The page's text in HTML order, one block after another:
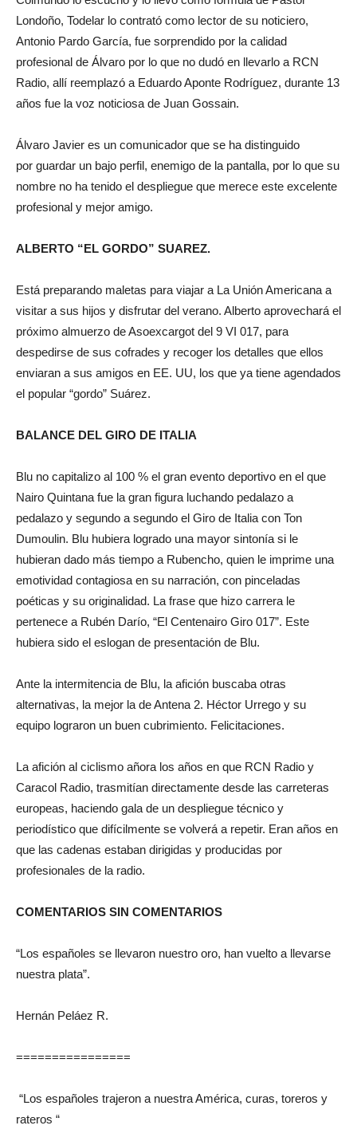
Londoño, Todelar lo contrató como lector de su noticiero,
Antonio Pardo García, fue sorprendido por la calidad
profesional de Álvaro por lo que no dudó en llevarlo a RCN
Radio, allí reemplazó a Eduardo Aponte Rodríguez, durante 13
años fue la voz noticiosa de Juan Gossain.
Álvaro Javier es un comunicador que se ha distinguido
por guardar un bajo perfil, enemigo de la pantalla, por lo que su
nombre no ha tenido el despliegue que merece este excelente
profesional y mejor amigo.
ALBERTO “EL GORDO” SUAREZ.
Está preparando maletas para viajar a La Unión Americana a
visitar a sus hijos y disfrutar del verano. Alberto aprovechará el
próximo almuerzo de Asoexcargot del 9 VI 017, para
despedirse de sus cofrades y recoger los detalles que ellos
enviaran a sus amigos en EE. UU, los que ya tiene agendados
el popular “gordo” Suárez.
BALANCE DEL GIRO DE ITALIA
Blu no capitalizo al 100 % el gran evento deportivo en el que
Nairo Quintana fue la gran figura luchando pedalazo a
pedalazo y segundo a segundo el Giro de Italia con Ton
Dumoulin. Blu hubiera logrado una mayor sintonía si le
hubieran dado más tiempo a Rubencho, quien le imprime una
emotividad contagiosa en su narración, con pinceladas
poéticas y su originalidad. La frase que hizo carrera le
pertenece a Rubén Darío, “El Centenairo Giro 017”. Este
hubiera sido el eslogan de presentación de Blu.
Ante la intermitencia de Blu, la afición buscaba otras
alternativas, la mejor la de Antena 2. Héctor Urrego y su
equipo lograron un buen cubrimiento. Felicitaciones.
La afición al ciclismo añora los años en que RCN Radio y
Caracol Radio, trasmitían directamente desde las carreteras
europeas, haciendo gala de un despliegue técnico y
periodístico que difícilmente se volverá a repetir. Eran años en
que las cadenas estaban dirigidas y producidas por
profesionales de la radio.
COMENTARIOS SIN COMENTARIOS
“Los españoles se llevaron nuestro oro, han vuelto a llevarse
nuestra plata”.
Hernán Peláez R.
================
“Los españoles trajeron a nuestra América, curas, toreros y
rateros “